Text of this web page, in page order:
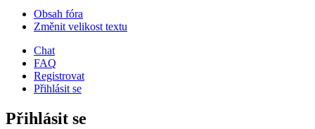
Obsah fóra
Změnit velikost textu
Chat
FAQ
Registrovat
Přihlásit se
Přihlásit se